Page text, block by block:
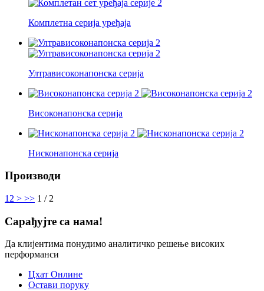
Комплетна серија уређаја
Ултрависоконапонска серија
Високонапонска серија
Нисконапонска серија
Производи
1 2 > >> 1 / 2
Сарађујте са нама!
Да клијентима понудимо аналитичко решење високих
перформанси
Цхат Онлине
Остави поруку